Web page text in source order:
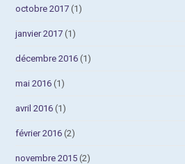
octobre 2017 (1)
janvier 2017 (1)
décembre 2016 (1)
mai 2016 (1)
avril 2016 (1)
février 2016 (2)
novembre 2015 (2)